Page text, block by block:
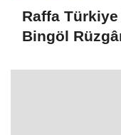
Raffa Türkiye
Bingöl